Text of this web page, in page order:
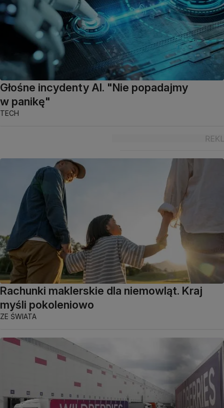
Głośne incydenty AI. "Nie popadajmy
w panikę"
TECH
Rachunki maklerskie dla niemowląt. Kraj
myśli pokoleniowo
ZE ŚWIATA